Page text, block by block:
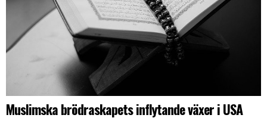
Muslimska brödraskapets inflytande växer i USA